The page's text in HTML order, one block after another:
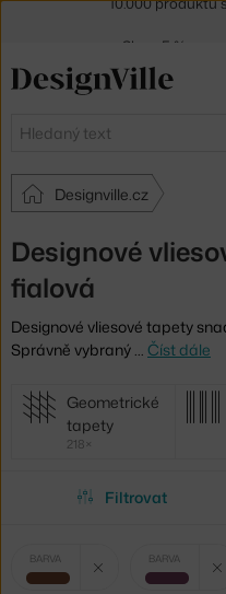
Hledat
Designville.cz
Designové
fialová
Designové vliesové tapety
Správně vybraný … Číst dále
Další
kategorie
Geometrické
tapety
218×
Filtrovat
Vybrané
filtry:
BARVA
hnědá
BARVA
fialová
30 dní